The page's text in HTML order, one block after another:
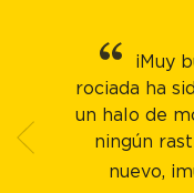
¡Muy
rociada ha
un halo de
ningún
nuevo,